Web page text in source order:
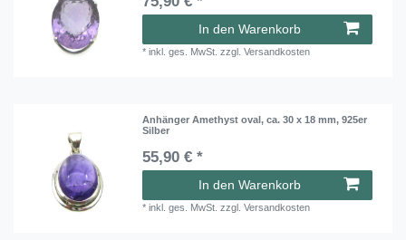
In den Warenkorb
*inkl. ges. MwSt. zzgl.Versandkosten
Anhänger Amethyst oval, ca. 30 x 18 mm, 925er
Silber
55,90 € *
In den Warenkorb
*inkl. ges. MwSt. zzgl.Versandkosten